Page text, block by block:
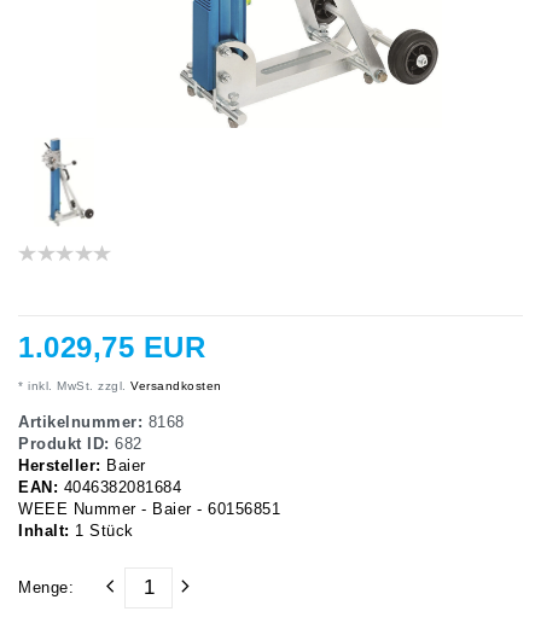
1.029,75 EUR
* inkl. MwSt. zzgl. Versandkosten
Artikelnummer: 8168
Produkt ID: 682
Hersteller: Baier
EAN: 4046382081684
WEEE Nummer - Baier - 60156851
Inhalt: 1 Stück
Menge: